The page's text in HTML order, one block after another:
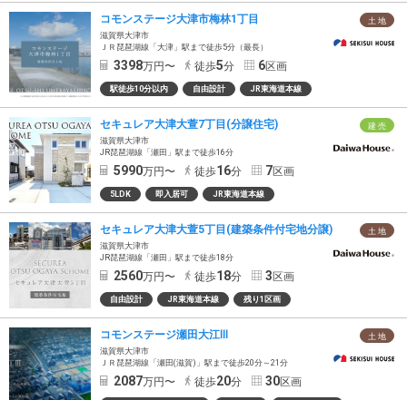
土 地
コモンステージ大津市梅林1丁目
滋賀県大津市
ＪＲ琵琶湖線「大津」駅まで徒歩5分（最長）
3398万円〜 徒歩5分 6区画
駅徒歩10分以内 自由設計 JR東海道本線
建 売
セキュレア大津大萱7丁目(分譲住宅)
滋賀県大津市
JR琵琶湖線「瀬田」駅まで徒歩16分
5990万円〜 徒歩16分 7区画
5LDK 即入居可 JR東海道本線
土 地
セキュレア大津大萱5丁目(建築条件付宅地分譲)
滋賀県大津市
JR琵琶湖線「瀬田」駅まで徒歩18分
2560万円〜 徒歩18分 3 区画
自由設計 JR東海道本線 残り1区画
土 地
コモンステージ瀬田大江Ⅲ
滋賀県大津市
ＪＲ琵琶湖線「瀬田(滋賀)」駅まで徒歩20分～21分
2087万円〜 徒歩20分 30区画